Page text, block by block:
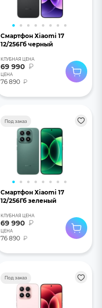
Смартфон Хiaomi 17
12/256Гб черный
КЛУБНАЯ ЦЕНА
69 990 ₽
ЦЕНА
76 890 ₽
Под заказ
Смартфон Хiaomi 17
12/256Гб зеленый
КЛУБНАЯ ЦЕНА
69 990 ₽
ЦЕНА
76 890 ₽
Под заказ